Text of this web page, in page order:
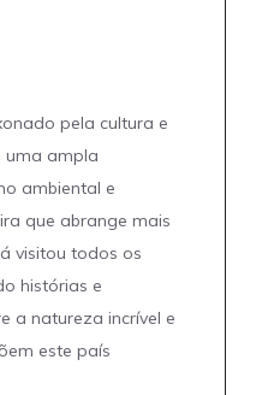
pela cultura e
uma ampla
ambiental e
que abrange mais
visitou todos os
histórias e
a natureza incrível e
este país